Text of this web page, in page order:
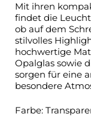
Mit ihren
findet die
ob auf dem
stilvolles
hochwertige
Opalglas sowie
sorgen für eine
besondere
Farbe: